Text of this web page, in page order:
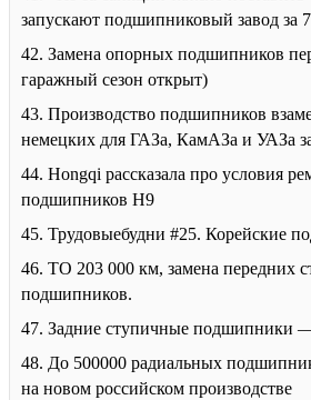
запускают подшипниковый завод за
42. Замена опорных подшипников
гаражный сезон открыт)
43. Производство подшипников
немецких для ГАЗа, КамАЗа и УАЗа
44. Hongqi рассказала про условия
подшипников H9
45. Трудовыебудни #25. Корейские
46. ТО 203 000 км, замена передних
подшипников.
47. Задние ступичные подшипники
48. До 500000 радиальных
на новом российском производстве